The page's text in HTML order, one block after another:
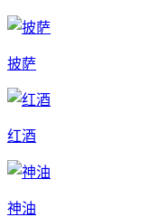
披萨
红酒
神油